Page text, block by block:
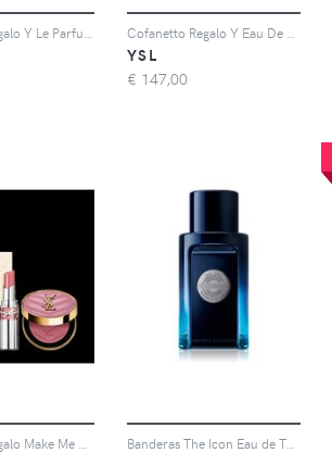
YSL
€ 147,00
Banderas The Icon Eau de Toilette per uomo 50 ml